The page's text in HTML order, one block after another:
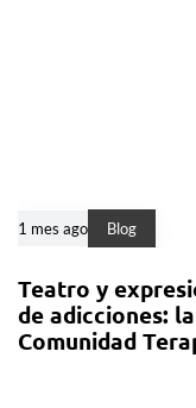
1 mes ago Blog
Teatro y
de adicciones:
Comunidad